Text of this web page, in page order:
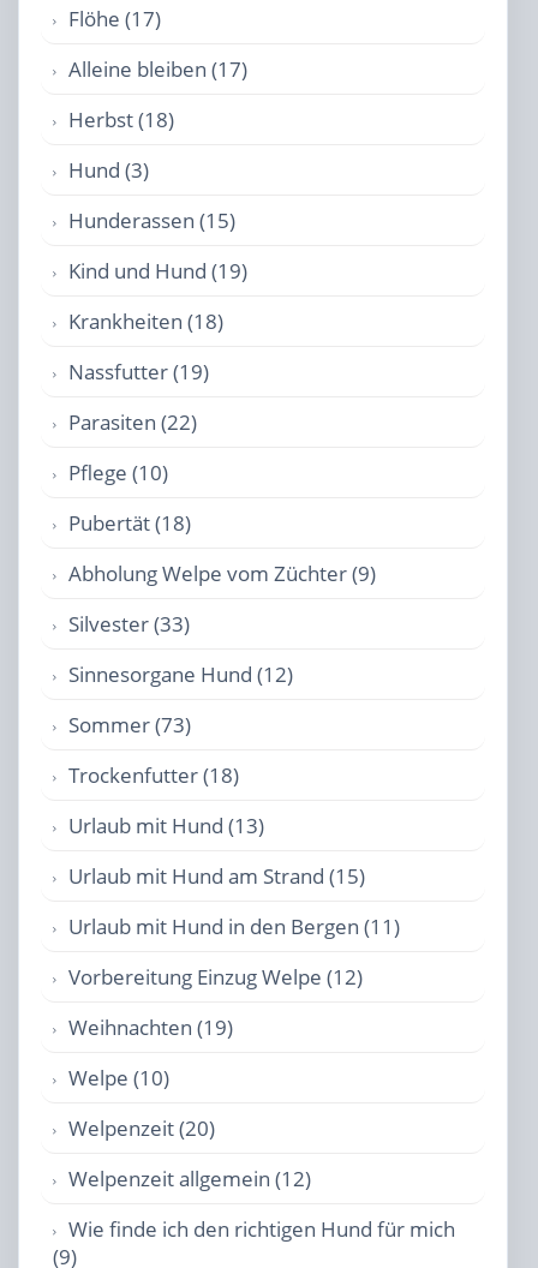
Flöhe (17)
Alleine bleiben (17)
Herbst (18)
Hund (3)
Hunderassen (15)
Kind und Hund (19)
Krankheiten (18)
Nassfutter (19)
Parasiten (22)
Pflege (10)
Pubertät (18)
Abholung Welpe vom Züchter (9)
Silvester (33)
Sinnesorgane Hund (12)
Sommer (73)
Trockenfutter (18)
Urlaub mit Hund (13)
Urlaub mit Hund am Strand (15)
Urlaub mit Hund in den Bergen (11)
Vorbereitung Einzug Welpe (12)
Weihnachten (19)
Welpe (10)
Welpenzeit (20)
Welpenzeit allgemein (12)
Wie finde ich den richtigen Hund für mich
(9)